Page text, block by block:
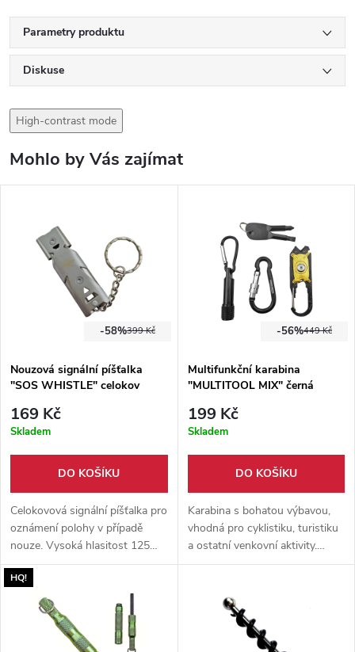
Parametry produktu
Diskuse
High-contrast mode
Mohlo by Vás zajímat
399 Kč
-58%
Nouzová signální píšťalka
"SOS WHISTLE" celokov
169 Kč
Skladem
DO KOŠÍKU
Celokovová signální píšťalka pro
oznámení polohy v případě
nouze. Vysoká hlasitost 125
dB. Součástí je i řetízek s okem
pro připevnění k vybavení nebo
na klíče.
449 Kč
-56%
Multifunkční karabina
"MULTITOOL MIX" černá
199 Kč
Skladem
DO KOŠÍKU
Karabina s bohatou výbavou,
vhodná pro cyklistiku, turistiku
a ostatní venkovní aktivity.
Disponuje speciální 20v1
šroubováky.
HQ!